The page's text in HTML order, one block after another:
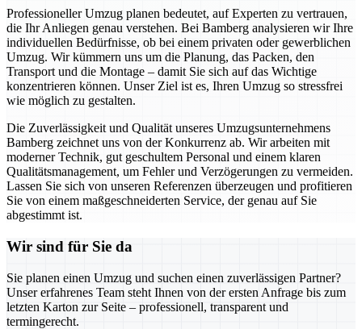
Professioneller Umzug planen bedeutet, auf Experten zu vertrauen,
die Ihr Anliegen genau verstehen. Bei Bamberg analysieren wir Ihre
individuellen Bedürfnisse, ob bei einem privaten oder gewerblichen
Umzug. Wir kümmern uns um die Planung, das Packen, den
Transport und die Montage – damit Sie sich auf das Wichtige
konzentrieren können. Unser Ziel ist es, Ihren Umzug so stressfrei
wie möglich zu gestalten.
Die Zuverlässigkeit und Qualität unseres Umzugsunternehmens
Bamberg zeichnet uns von der Konkurrenz ab. Wir arbeiten mit
moderner Technik, gut geschultem Personal und einem klaren
Qualitätsmanagement, um Fehler und Verzögerungen zu vermeiden.
Lassen Sie sich von unseren Referenzen überzeugen und profitieren
Sie von einem maßgeschneiderten Service, der genau auf Sie
abgestimmt ist.
Wir sind für Sie da
Sie planen einen Umzug und suchen einen zuverlässigen Partner?
Unser erfahrenes Team steht Ihnen von der ersten Anfrage bis zum
letzten Karton zur Seite – professionell, transparent und
termingerecht.